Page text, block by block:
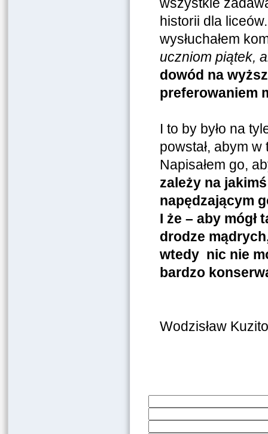
historii dla
wysłuchałem
uczniom piątek,
dowód na
preferowaniem
I to by było na
powstał, abym w
Napisałem go,
zależy na
napędzającym
I że – aby mógł
drodze
wtedy nic nie
bardzo
Wodzisław